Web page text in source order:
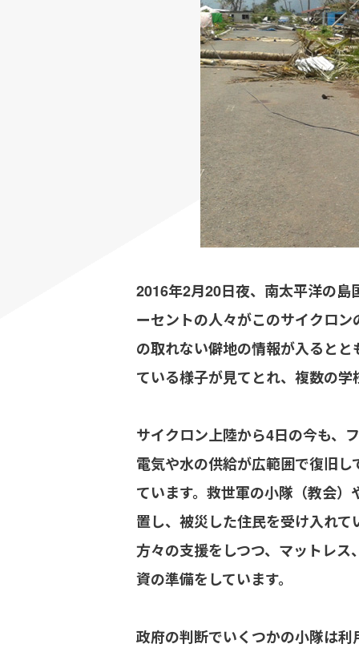
2016年2月20日夜、南太平洋の
ーセントの人々がこのサイクロ
の取れない僻地の情報が入ると
ている様子が見てとれ、複数の
サイクロン上陸から4日の今も、
電気や水の供給が広範囲で復旧
ています。救世軍の小隊（教会
置し、被災した住民を受け入れ
方々の支援をしつつ、マットレ
資の準備をしています。
政府の判断でいくつかの小隊は